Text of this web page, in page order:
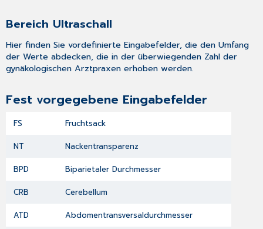
Bereich Ultraschall
Hier finden Sie vordefinierte Eingabefelder, die den Umfang
der Werte abdecken, die in der überwiegenden Zahl der
gynäkologischen Arztpraxen erhoben werden.
Fest vorgegebene Eingabefelder
FS Fruchtsack
NT Nackentransparenz
BPD Biparietaler Durchmesser
CRB Cerebellum
ATD Abdomentransversaldurchmesser